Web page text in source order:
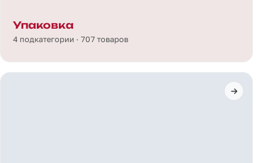
Упаковка
4 подкатегории · 707 товаров